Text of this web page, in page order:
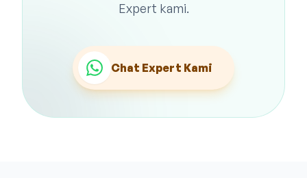
Expert kami.
Chat Expert Kami